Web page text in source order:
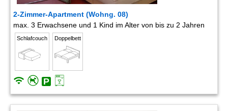
2-Zimmer-Apartment (Wohng. 08)
max. 3 Erwachsene und 1 Kind im Alter von bis zu 2 Jahren
Schlafcouch Doppelbett